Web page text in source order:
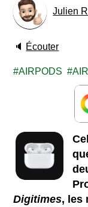
Julien
🔈 Écouter
AIRPODS
Digitimes, les